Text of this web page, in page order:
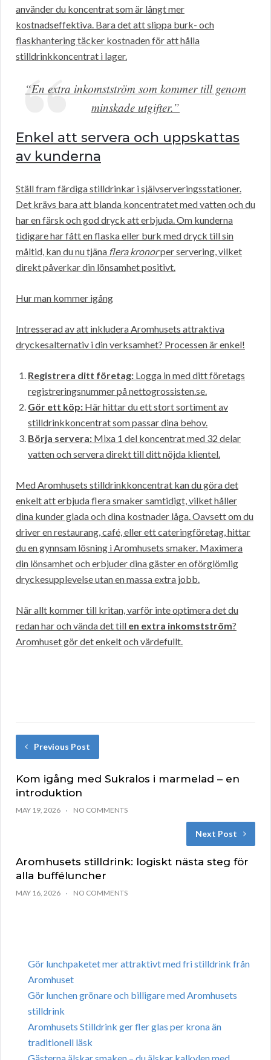
använder du koncentrat som är långt mer
kostnadseffektiva. Bara det att slippa burk- och
flaskhantering täcker kostnaden för att hålla
stilldrinkkoncentrat i lager.
“En extra inkomstström som kommer till genom
minskade utgifter.”
Enkel att servera och uppskattas
av kunderna
Ställ fram färdiga stilldrinkar i självserveringsstationer.
Det krävs bara att blanda koncentratet med vatten och du
har en färsk och god dryck att erbjuda. Om kunderna
tidigare har fått en flaska eller burk med dryck till sin
måltid, kan du nu tjäna flera kronorper servering, vilket
direkt påverkar din lönsamhet positivt.
Hur man kommer igång
Intresserad av att inkludera Aromhusets attraktiva
dryckesalternativ i din verksamhet? Processen är enkel!
Registrera ditt företag: Logga in med ditt företags
registreringsnummer på nettogrossisten.se.
Gör ett köp: Här hittar du ett stort sortiment av
stilldrinkkoncentrat som passar dina behov.
Börja servera: Mixa 1 del koncentrat med 32 delar
vatten och servera direkt till ditt nöjda klientel.
Med Aromhusets stilldrinkkoncentrat kan du göra det
enkelt att erbjuda flera smaker samtidigt, vilket håller
dina kunder glada och dina kostnader låga. Oavsett om du
driver en restaurang, café, eller ett cateringföretag, hittar
du en gynnsam lösning i Aromhusets smaker. Maximera
din lönsamhet och erbjuder dina gäster en oförglömlig
dryckesupplevelse utan en massa extra jobb.
När allt kommer till kritan, varför inte optimera det du
redan har och vända det till en extra inkomstström?
Aromhuset gör det enkelt och värdefullt.
Previous Post
Kom igång med Sukralos i marmelad – en
introduktion
MAY 19, 2026 NO COMMENTS
Next Post
Aromhusets stilldrink: logiskt nästa steg för
alla bufféluncher
MAY 16, 2026 NO COMMENTS
Gör lunchpaketet mer attraktivt med fri stilldrink från
Aromhuset
Gör lunchen grönare och billigare med Aromhusets
stilldrink
Aromhusets Stilldrink ger fler glas per krona än
traditionell läsk